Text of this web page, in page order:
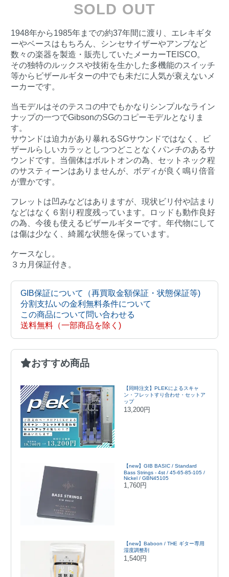
SOLD OUT
1948年から1985年までの約37年間に渡り、エレキギタ
ーやベースはもちろん、シンセサイザーやアンプなど
数々の楽器を製造・販売していたメーカーTEISCO。
その独特のルックスや技術を生かした多機能のスイッチ
等からビザールギターの中でも未だに人気が衰えないメ
ーカーです。
当モデルはそのテスコの中でもかなりシンプルなライン
ナップの一つでGibsonのSGのコピーモデルとなりま
す。
サウンドは迫力があり暴れるSGサウンドではなく、ビ
ザールらしいカラッとしつつどことなくパンチのあるサ
ウンドです。当個体はボルトオンの為、セットネック程
のサスティーンはありませんが、ボディが良く鳴り倍音
が豊かです。
フレットは凹みなどはありますが、現状ビリ付や詰まり
などはなく６割り程度残っています。ロッドも動作良好
の為、今後も使えるビザールギターです。年代物にして
は傷は少なく、綺麗な状態を保っています。
ケースなし。
３カ月保証付き。
GIB保証について（再買取金額保証・状態保証等)
分割支払いの金利無料条件について
この商品について問い合わせる
送料無料（一部商品を除く)
おすすめ商品
【同時注文】PLEKによるスキャ
ン・フレットすり合わせ・セットア
ップ
13,200円
【new】GIB BASIC / Standard
Bass Strings - 4st / 45-65-85-105 /
Nickel / GBN45105
1,760円
【new】Baboon / THE ギター専用
湿度調整剤
1,540円